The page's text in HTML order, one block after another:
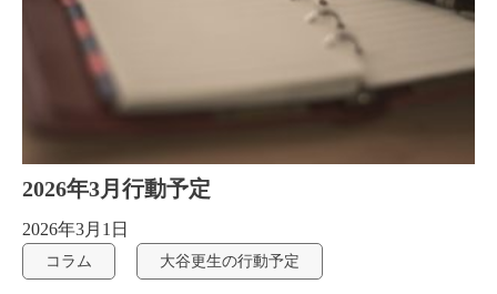
2026年3月行動予定
2026年3月1日
コラム 大谷更生の行動予定